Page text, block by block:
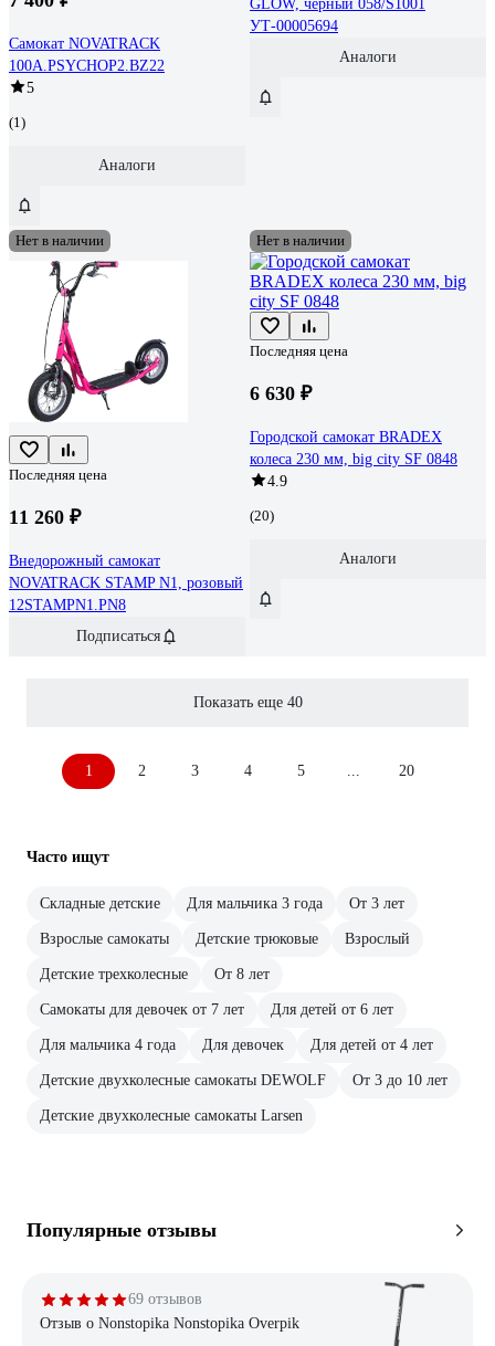
Самокат NOVATRACK
100A.PSYCHOP2.BZ22
5
(1)
Аналоги
GLOW, черный 058/S1001
УТ-00005694
Аналоги
Нет в наличии
Последняя цена
11 260 ₽
Внедорожный самокат
NOVATRACK STAMP N1, розовый
12STAMPN1.PN8
Подписаться
Нет в наличии
Последняя цена
6 630 ₽
Городской самокат BRADEX
колеса 230 мм, big city SF 0848
4.9
(20)
Аналоги
Показать еще 40
1 2 3 4 5 20
Часто ищут
Складные детские Для мальчика 3 года От 3 лет
Взрослые самокаты Детские трюковые Взрослый
Детские трехколесные От 8 лет
Самокаты для девочек от 7 лет Для детей от 6 лет
Для мальчика 4 года Для девочек Для детей от 4 лет
Детские двухколесные самокаты DEWOLF От 3 до 10 лет
Детские двухколесные самокаты Larsen
Популярные отзывы
69 отзывов
Отзыв о Nonstopika Nonstopika Overpik